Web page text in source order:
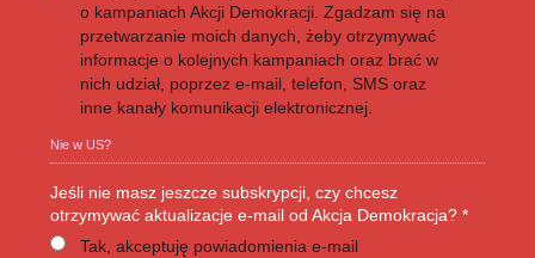
o kampaniach Akcji Demokracji. Zgadzam się na
przetwarzanie moich danych, żeby otrzymywać
informacje o kolejnych kampaniach oraz brać w
nich udział, poprzez e-mail, telefon, SMS oraz
inne kanały komunikacji elektronicznej.
Nie wUS?
Jeśli nie masz jeszcze subskrypcji, czy chcesz
otrzymywać aktualizacje e-mail od Akcja Demokracja? *
Tak, akceptuję powiadomienia e-mail